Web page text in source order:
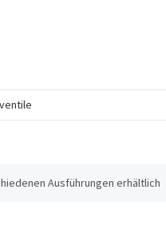
Ausführungen erhältlich